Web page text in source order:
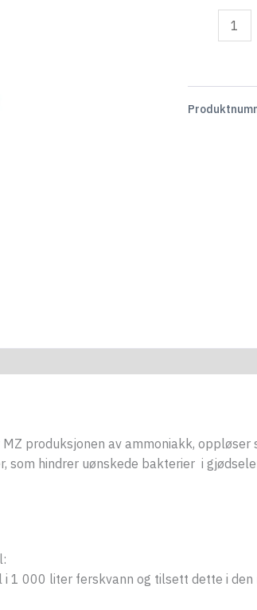
BioAktiv
produksjonen av ammoniakk,
hindrer uønskede bakterier i
1 000 liter ferskvann og tilsett dette i